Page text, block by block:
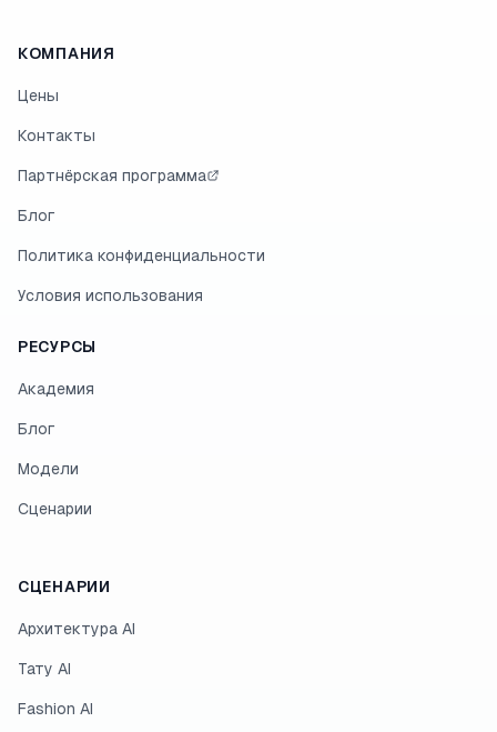
КОМПАНИЯ
Цены
Контакты
Партнёрская программа
Блог
Политика конфиденциальности
Условия использования
РЕСУРСЫ
Академия
Блог
Модели
Сценарии
СЦЕНАРИИ
Архитектура AI
Тату AI
Fashion AI